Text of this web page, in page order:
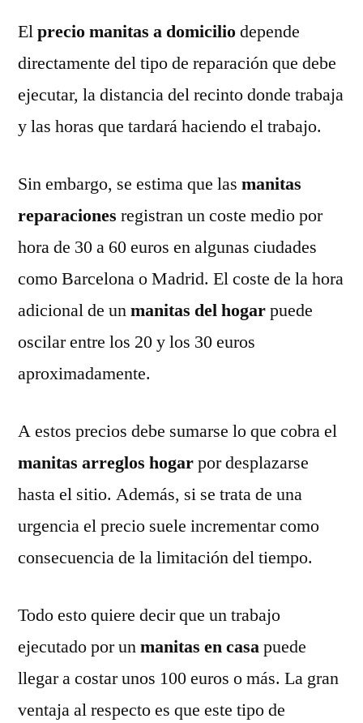
Elprecio manitas a domiciliodepende
directamente del tipo de reparación que debe
ejecutar, la distancia del recinto donde trabaja
y las horas que tardará haciendo el trabajo.
Sin embargo, se estima que las manitas
reparaciones registran un coste medio por
hora de 30 a 60 euros en algunas ciudades
como Barcelona o Madrid. El coste de la hora
adicional de unmanitas del hogarpuede
oscilar entre los 20 y los 30 euros
aproximadamente.
A estos precios debe sumarse lo que cobra el
manitas arreglos hogarpor desplazarse
hasta el sitio. Además, si se trata de una
urgencia el precio suele incrementar como
consecuencia de la limitación del tiempo.
Todo esto quiere decir que un trabajo
ejecutado por unmanitas en casapuede
llegar a costar unos 100 euros o más. La gran
ventaja al respecto es que este tipo de